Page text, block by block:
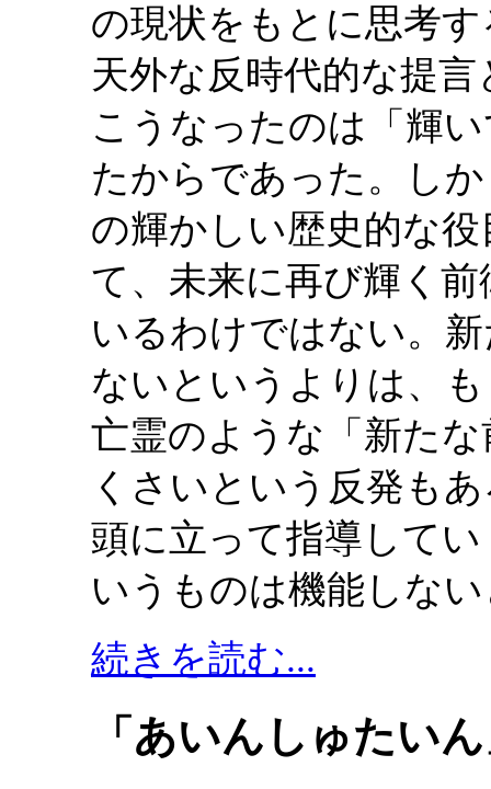
の現状をもとに思考
天外な反時代的な提
こうなったのは「輝
たからであった。し
の輝かしい歴史的な
て、未来に再び輝く
いるわけではない。
ないというよりは、
亡霊のような「新た
くさいという反発も
頭に立って指導して
いうものは機能しな
続きを読む...
「あいんしゅたい